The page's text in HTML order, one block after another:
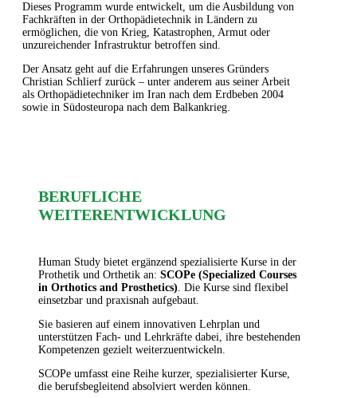
Dieses Programm wurde entwickelt, um die Ausbildung von
Fachkräften in der Orthopädietechnik in Ländern zu
ermöglichen, die von Krieg, Katastrophen, Armut oder
unzureichender Infrastruktur betroffen sind.
Der Ansatz geht auf die Erfahrungen unseres Gründers
Christian Schlierf zurück – unter anderem aus seiner Arbeit
als Orthopädietechniker im Iran nach dem Erdbeben 2004
sowie in Südosteuropa nach dem Balkankrieg.
BERUFLICHE
WEITERENTWICKLUNG
Human Study bietet ergänzend spezialisierte Kurse in der
Prothetik und Orthetik an: SCOPe (Specialized Courses
in Orthotics and Prosthetics). Die Kurse sind flexibel
einsetzbar und praxisnah aufgebaut.
Sie basieren auf einem innovativen Lehrplan und
unterstützen Fach- und Lehrkräfte dabei, ihre bestehenden
Kompetenzen gezielt weiterzuentwickeln.
SCOPe umfasst eine Reihe kurzer, spezialisierter Kurse,
die berufsbegleitend absolviert werden können.